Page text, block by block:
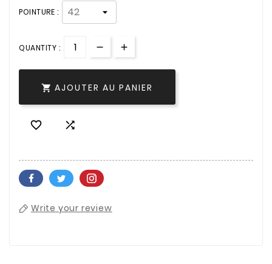
POINTURE :
QUANTITY :
 AJOUTER AU PANIER
 
Write your review